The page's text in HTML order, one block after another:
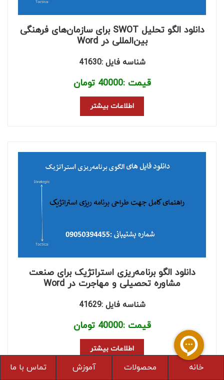
دانلود الگو تحلیل SWOT برای سازمان‌های فرهنگی
بین‌المللی در Word
شناسه فایل :41630
قیمت :40000 تومان
اطلاعات بیشتر
دانلود الگو برنامه‌ریزی استراتژیک برای صنعت
مشاوره تحصیلی و مهاجرت در Word
شناسه فایل :41629
قیمت :40000 تومان
اطلاعات بیشتر
تماس با ما آموزش محصولات خانه